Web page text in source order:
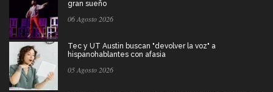
gran sueño
06 Agosto 2026
Tec y UT Austin buscan "devolver la voz" a
hispanohablantes con afasia
05 Agosto 2026